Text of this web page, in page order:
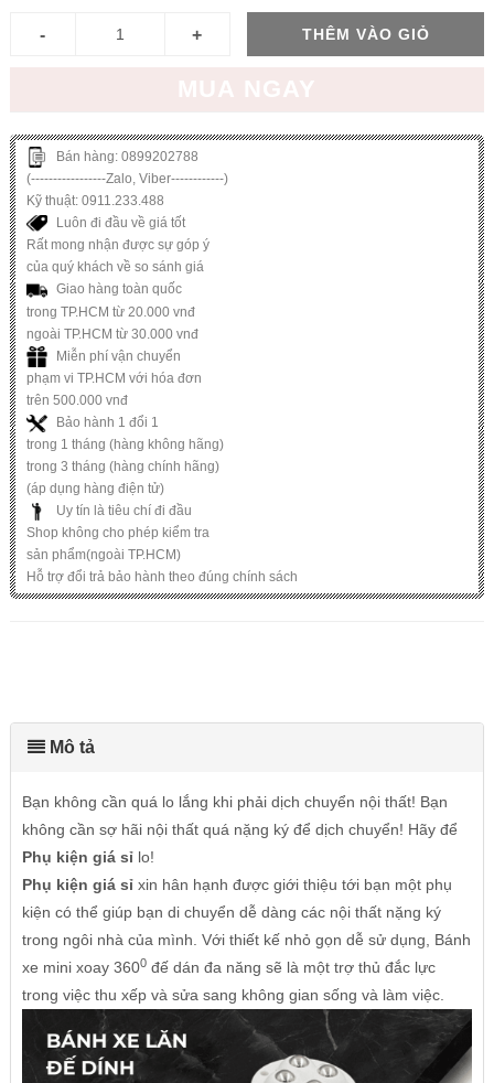
THÊM VÀO GIỎ
Bán hàng: 0899202788
(-----------------Zalo, Viber------------)
Kỹ thuật: 0911.233.488
Luôn đi đầu về giá tốt
Rất mong nhận được sự góp ý
của quý khách về so sánh giá
Giao hàng toàn quốc
trong TP.HCM từ 20.000 vnđ
ngoài TP.HCM từ 30.000 vnđ
Miễn phí vận chuyển
phạm vi TP.HCM với hóa đơn
trên 500.000 vnđ
Bảo hành 1 đổi 1
trong 1 tháng (hàng không hãng)
trong 3 tháng (hàng chính hãng)
(áp dụng hàng điện tử)
Uy tín là tiêu chí đi đầu
Shop không cho phép kiểm tra
sản phẩm(ngoài TP.HCM)
Hỗ trợ đổi trả bảo hành theo đúng chính sách
Mô tả
Bạn không cần quá lo lắng khi phải dịch chuyển nội thất! Bạn
không cần sợ hãi nội thất quá nặng ký để dịch chuyển! Hãy để
Phụ kiện giá sỉlo!
Phụ kiện giá sỉxin hân hạnh được giới thiệu tới bạn một phụ
kiện có thể giúp bạn di chuyển dễ dàng các nội thất nặng ký
trong ngôi nhà của mình. Với thiết kế nhỏ gọn dễ sử dụng, Bánh
xe mini xoay 3600đế dán đa năng sẽ là một trợ thủ đắc lực
trong việc thu xếp và sửa sang không gian sống và làm việc.